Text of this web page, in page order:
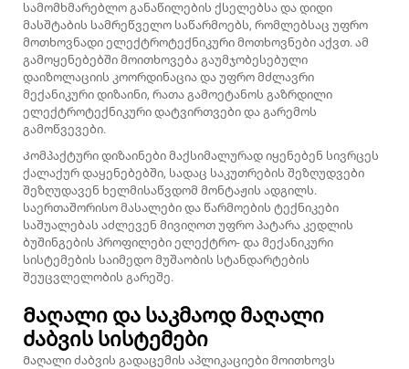
სამომხმარებლო განაწილების ქსელებსა და დიდი
მასშტაბის სამრეწველო საწარმოებს, რომლებსაც უფრო
მოთხოვნადი ელექტროტექნიკური მოთხოვნები აქვთ. ამ
გამოყენებებში მოითხოვება გაუმჯობესებული
დაიზოლაციის კოორდინაცია და უფრო მძლავრი
მექანიკური დიზაინი, რათა გამოეტანოს გაზრდილი
ელექტროტექნიკური დატვირთვები და გარემოს
გამოწვევები.
Კომპაქტური დიზაინები მაქსიმალურად იყენებენ სივრცეს
ქალაქურ დაყენებებში, სადაც საკუთრების შეზღუდვები
შეზღუდავენ ხელმისაწვდომ მონტაჟის ადგილს.
საერთაშორისო მასალები და წარმოების ტექნიკები
საშუალებას აძლევენ მივიღოთ უფრო პატარა კედლის
ბუშინგების პროფილები ელექტრო- და მექანიკური
სისტემების საიმედო მუშაობის სტანდარტების
შეუცვლელობის გარეშე.
Მაღალი და საკმაოდ მაღალი
ძაბვის სისტემები
Მაღალი ძაბვის გადაცემის აპლიკაციები მოითხოვს